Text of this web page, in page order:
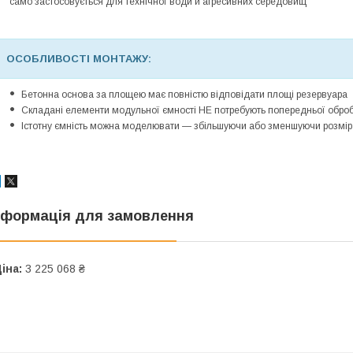
ОСОБЛИВОСТІ МОНТАЖУ:
Бетонна основа за площею має повністю відповідати площі резервуара
Складані елементи модульної ємності НЕ потребують попередньої
Істотну ємність можна моделювати — збільшуючи або зменшуючи розмір
для замовлення
3 225 068 ₴